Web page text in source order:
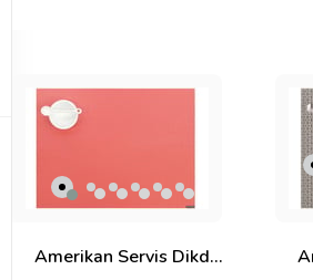
Amerikan Servis Dikdörtgen Nova